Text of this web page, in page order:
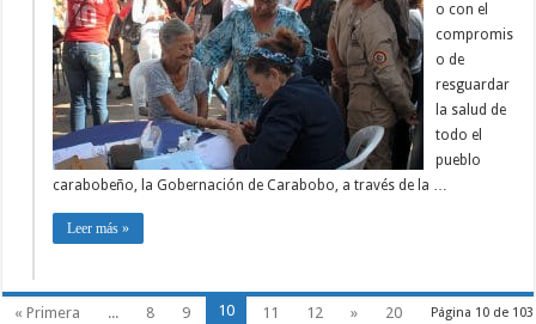
o con el
compromis
o de
resguardar
la salud de
todo el
pueblo
carabobeño, la Gobernación de Carabobo, a través de la …
Leer más »
Página 10 de 103
« Primera ... 8 9 10 11 12 »
20